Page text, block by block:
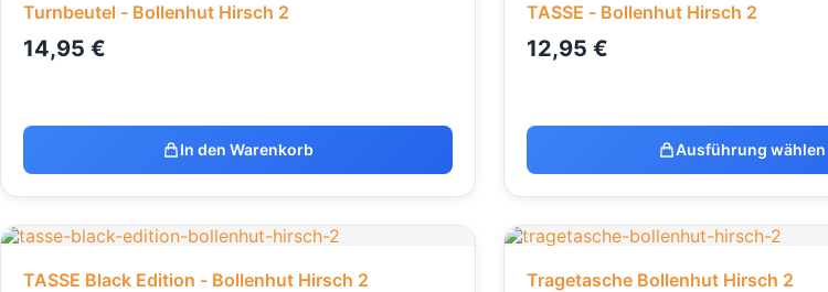
Turnbeutel - Bollenhut Hirsch 2
14,95 €
In den Warenkorb
TASSE - Bollenhut Hirsch 2
12,95€
Ausführung wählen
TASSE Black Edition - Bollenhut Hirsch 2 Tragetasche Bollenhut Hirsch 2